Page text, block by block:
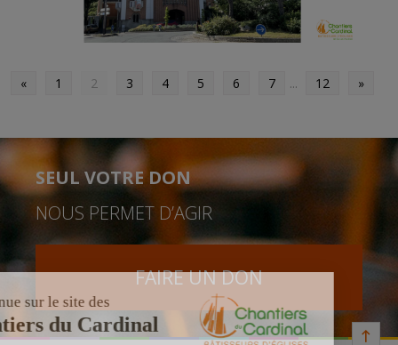
« 1 2 3 4 5 6 7 ... 12 »
SEUL VOTRE DON
NOUS PERMET D’AGIR
FAIRE UN DON